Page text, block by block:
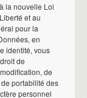
la nouvelle Loi
et au
pour la
en
identité, vous
de
de
portabilité des
personnel